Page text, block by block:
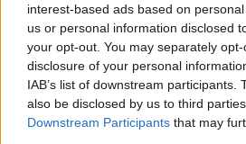
interest-based ads based on
us or personal information disclosed
your opt-out. You may separately
disclosure of your personal
IAB’s list of downstream participants.
also be disclosed by us to third
Downstream Participants that may